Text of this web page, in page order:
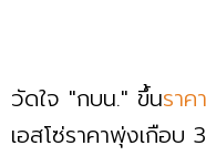
วัดใจ "กบน." ขึ้นราค
เอสโซ่ราคาพุ่งเกือบ